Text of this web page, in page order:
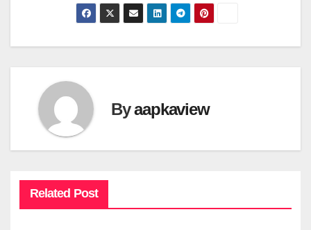
Byaapkaview
Related Post